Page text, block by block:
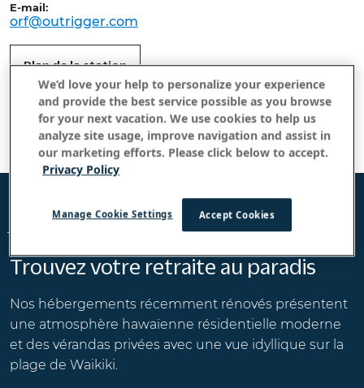
E-mail:
orf@outrigger.com
Plan de la station
CHAMBRES ET SUITES
Trouvez votre retraite au paradis
Nos hébergements récemment rénovés présentent
une atmosphère hawaïenne résidentielle moderne
et des vérandas privées avec une vue idyllique sur la
plage de Waikiki.
We’d love your help to personalize your experience
and provide the best service possible as you browse
for your next vacation. We use cookies to help us
analyze site usage, improve navigation and assist in
our marketing efforts. Please click below to accept.
Privacy Policy
Accept Cookies
Manage Cookie Settings